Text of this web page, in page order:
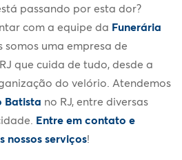
passando por esta dor?
com a equipe da Funerária
somos uma empresa de
que cuida de tudo, desde a
do velório. Atendemos
Batista no RJ, entre diversas
Entre em contato e
nossos serviços!